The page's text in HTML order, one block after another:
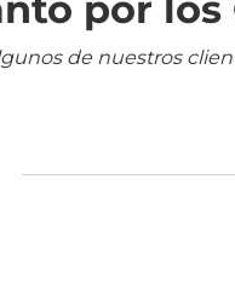
de nuestros